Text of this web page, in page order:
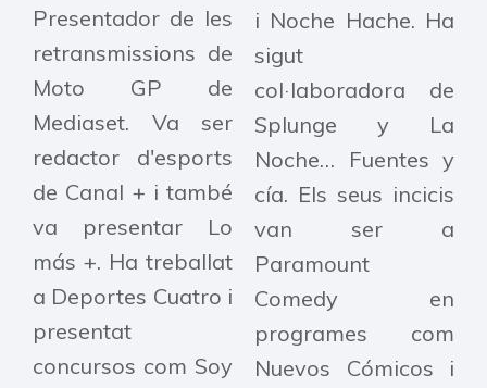
Presentador de les
retransmissions de
Moto GP de
Mediaset. Va ser
redactor d'esports
de Canal + i també
va presentar Lo
más +. Ha treballat
a Deportes Cuatro i
presentat
concursos com Soy
i Noche Hache. Ha
sigut
col·laboradora de
Splunge y La
Noche… Fuentes y
cía. Els seus incicis
van ser a
Paramount
Comedy en
programes com
Nuevos Cómicos i